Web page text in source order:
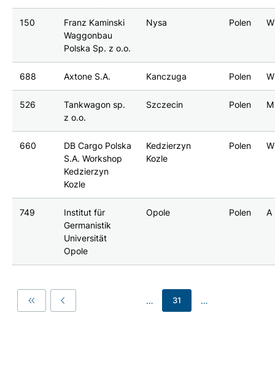
150
Franz Kaminski
Waggonbau
Polska Sp. z o.o.
Nysa Polen W
688 Axtone S.A. Kanczuga Polen W
526
Tankwagon sp.
z o.o.
Szczecin Polen M
660
DB Cargo Polska
S.A. Workshop
Kedzierzyn
Kozle
Kedzierzyn
Kozle
Polen W
749
Institut für
Germanistik
Universität
Opole
Opole Polen A
First Previous
… 31 …